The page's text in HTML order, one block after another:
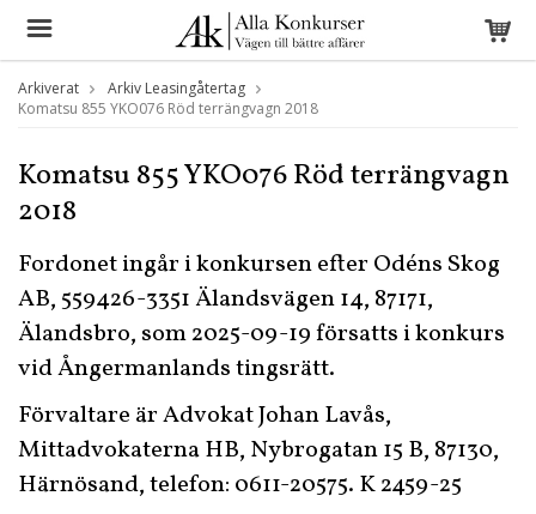
Arkiverat
Arkiv Leasingåtertag
Komatsu 855 YKO076 Röd terrängvagn 2018
Komatsu 855 YKO076 Röd terrängvagn
2018
Fordonet ingår i konkursen efter Odéns Skog
AB, 559426-3351 Älandsvägen 14, 87171,
Älandsbro, som 2025-09-19 försatts i konkurs
vid Ångermanlands tingsrätt.
Förvaltare är Advokat Johan Lavås,
Mittadvokaterna HB, Nybrogatan 15 B, 87130,
Härnösand, telefon: 0611-20575. K 2459-25